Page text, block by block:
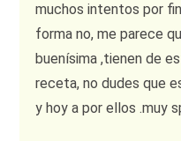
muchos intentos por
forma no, me parece
buenísima ,tienen de
receta, no dudes que
y hoy a por ellos .muy